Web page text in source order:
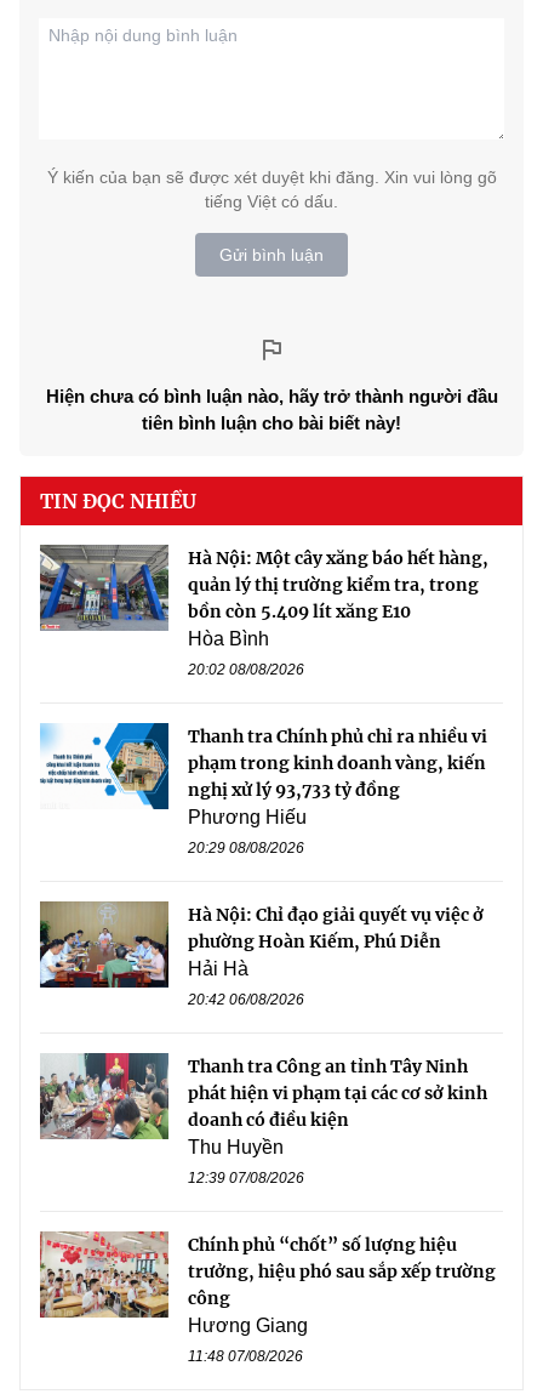
Ý kiến của bạn sẽ được xét duyệt khi đăng. Xin vui lòng gõ
tiếng Việt có dấu.
Gửi bình luận
Hiện chưa có bình luận nào, hãy trở thành người đầu
tiên bình luận cho bài biết này!
TIN ĐỌC NHIỀU
Hà Nội: Một cây xăng báo hết hàng,
quản lý thị trường kiểm tra, trong
bồn còn 5.409 lít xăng E10
Hòa Bình
20:02 08/08/2026
Thanh tra Chính phủ chỉ ra nhiều vi
phạm trong kinh doanh vàng, kiến
nghị xử lý 93,733 tỷ đồng
Phương Hiếu
20:29 08/08/2026
Hà Nội: Chỉ đạo giải quyết vụ việc ở
phường Hoàn Kiếm, Phú Diễn
Hải Hà
20:42 06/08/2026
Thanh tra Công an tỉnh Tây Ninh
phát hiện vi phạm tại các cơ sở kinh
doanh có điều kiện
Thu Huyền
12:39 07/08/2026
Chính phủ “chốt” số lượng hiệu
trưởng, hiệu phó sau sắp xếp trường
công
Hương Giang
11:48 07/08/2026